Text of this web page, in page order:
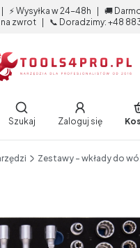
Wysyłka w 24-48h | 🚚
na zwrot | 📞 Doradzimy: +48
Otwórz wyszukiwarkę
Szukaj Zaloguj się